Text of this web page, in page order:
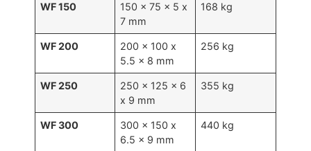
WF 150
150 x 75 x 5 x
7 mm
168 kg
WF 200
200 x 100 x
5.5 x 8 mm
256 kg
WF 250
250 x 125 x 6
x 9 mm
355 kg
WF 300
300 x 150 x
6.5 x 9 mm
440 kg